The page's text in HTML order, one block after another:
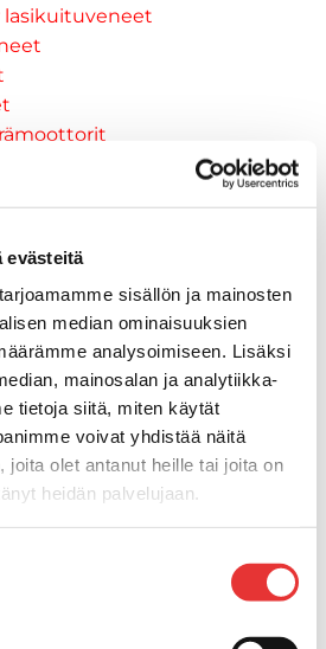
evästeitä
sisällön ja mainosten
median ominaisuuksien
analysoimiseen. Lisäksi
mainosalan ja analytiikka-
tietoja siitä, miten käytät
voivat yhdistää näitä
joita olet antanut heille tai joita on
heidän palvelujaan.
lasikuituveneet
& kaapelit
aggrekaatit
perämoottorit
varaosat & tarvikkeet